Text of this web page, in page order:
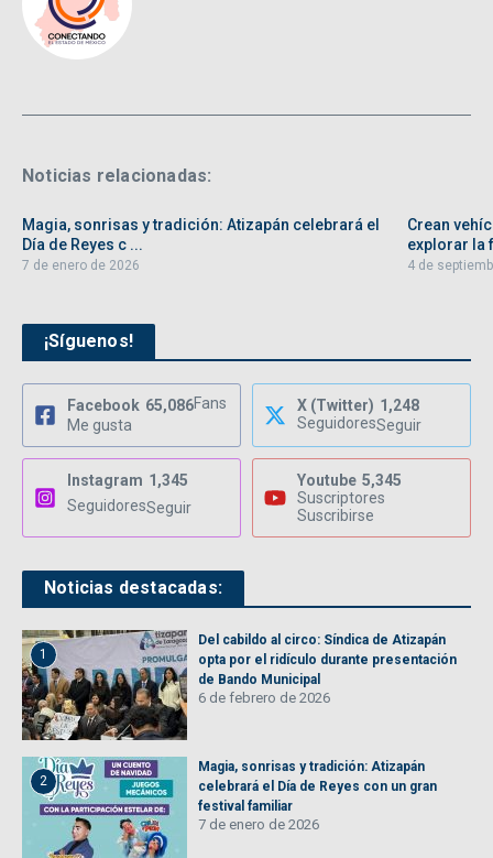
Noticias relacionadas:
Magia, sonrisas y tradición: Atizapán celebrará el
Día de Reyes c ...
7 de enero de 2026
Crean
explorar la
4 de
¡Síguenos!
Facebook 65,086Fans
Me gusta
X (Twitter) 1,248
SeguidoresSeguir
Instagram 1,345
SeguidoresSeguir
Youtube 5,345
Suscriptores
Suscribirse
Noticias destacadas:
1
Del cabildo al circo: Síndica de Atizapán
opta por el ridículo durante presentación
de Bando Municipal
6 de febrero de 2026
2
Magia, sonrisas y tradición: Atizapán
celebrará el Día de Reyes con un gran
festival familiar
7 de enero de 2026